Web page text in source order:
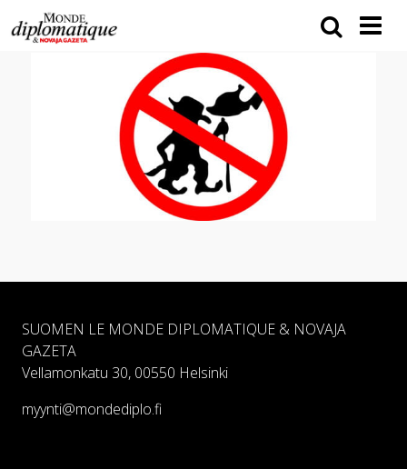
SUOMEN LE MONDE DIPLOMATIQUE & NOVAJA
GAZETA
Vellamonkatu 30, 00550 Helsinki
myynti@mondediplo.fi